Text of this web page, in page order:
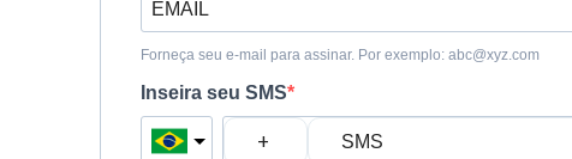
Forneça seu e-mail para assinar. Por exemplo: abc@xyz.com
Inseira seu SMS